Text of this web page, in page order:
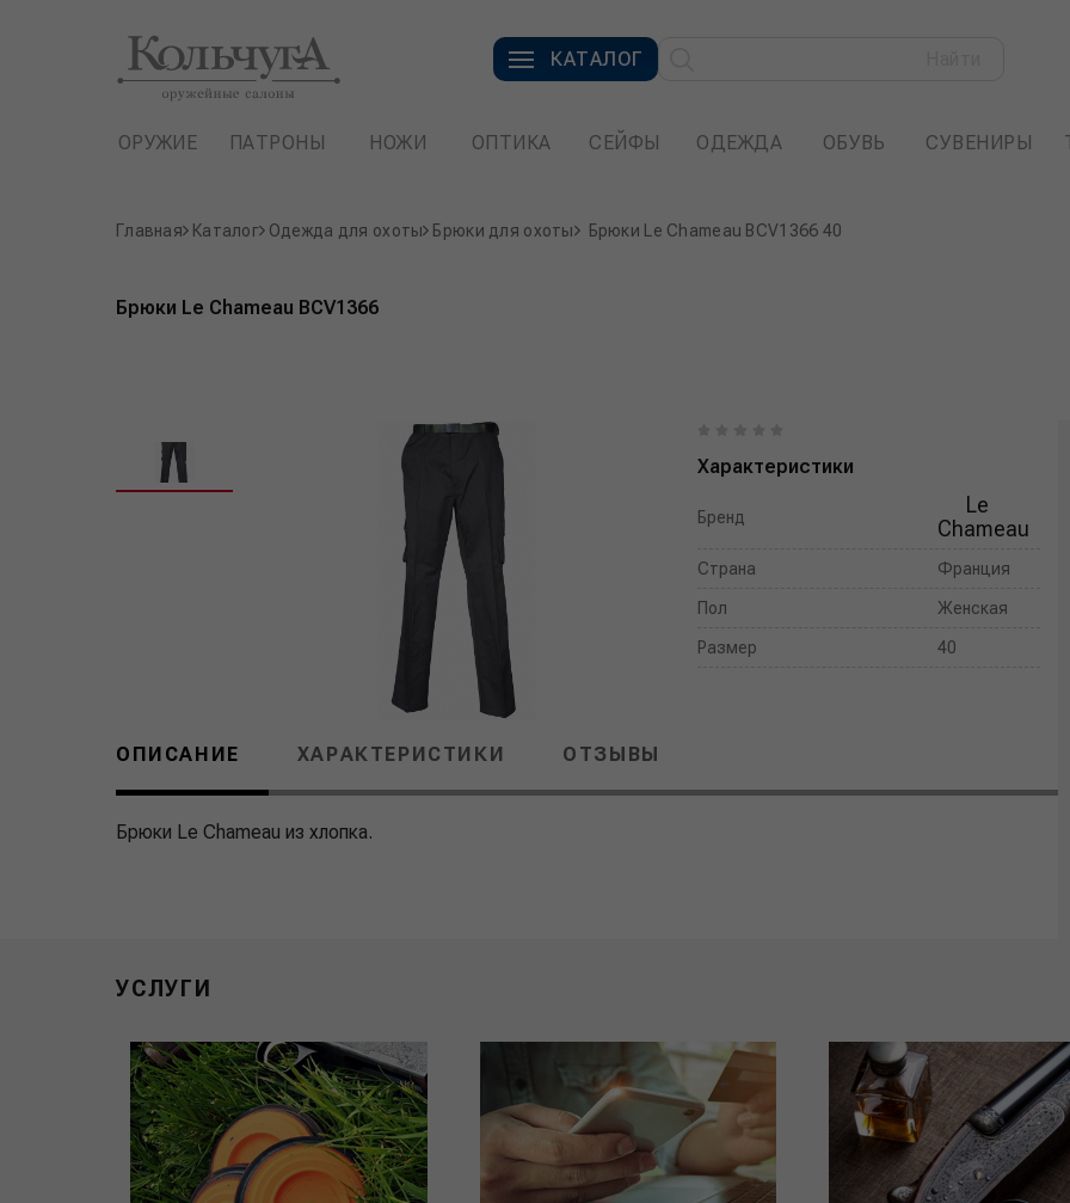
КАТАЛОГ
ОРУЖИЕ ПАТРОНЫ НОЖИ ОПТИКА СЕЙФЫ ОДЕЖДА ОБУВЬ СУВЕНИРЫ
Главная Каталог Одежда для охоты Брюки для охоты Брюки Le Сhameau BCV1366 40
Брюки Le Сhameau BCV1366
Характеристики
Бренд
Le
Chameau
Страна Франция
Пол Женская
Размер 40
ОПИСАНИЕ ХАРАКТЕРИСТИКИ ОТЗЫВЫ
Брюки Le Chameau из хлопка.
УСЛУГИ